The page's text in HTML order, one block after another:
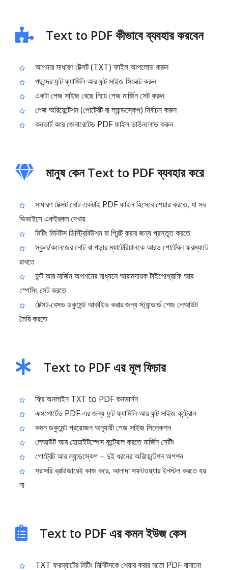
Text to PDF কীভাবে ব্যবহার করবেন
আপনার সাধারণ টেক্সট (TXT) ফাইল আপলোড করুন
পছন্দের ফন্ট ফ্যামিলি আর ফন্ট সাইজ সিলেক্ট করুন
একটা পেজ সাইজ বেছে নিয়ে পেজ মার্জিন সেট করুন
পেজ অরিয়েন্টেশন (পোর্ট্রেট বা ল্যান্ডস্কেপ) নির্বাচন করুন
কনভার্ট করে জেনারেটেড PDF ফাইল ডাউনলোড করুন
মানুষ কেন Text to PDF ব্যবহার করে
সাধারণ টেক্সট নোট একটাই PDF ফাইল হিসেবে শেয়ার করতে, যা সব
ডিভাইসে একইরকম দেখায়
মিটিং মিনিটস ডিস্ট্রিবিউশন বা প্রিন্ট করার জন্য প্রস্তুত করতে
স্কুল/কলেজের নোট বা পড়ার ম্যাটেরিয়ালকে আরও পোর্টেবল ফরম্যাটে
রাখতে
ফন্ট আর মার্জিন অপশনের মাধ্যমে আরামদায়ক টাইপোগ্রাফি আর
স্পেসিং সেট করতে
টেক্সট‑বেসড ডকুমেন্ট আর্কাইভ করার জন্য স্ট্যান্ডার্ড পেজ লেআউট
তৈরি করতে
Text to PDF এর মূল ফিচার
ফ্রি অনলাইন TXT to PDF কনভার্সন
এক্সপোর্টেড PDF‑এর জন্য ফন্ট ফ্যামিলি আর ফন্ট সাইজ কন্ট্রোল
কমন ডকুমেন্ট প্রয়োজন অনুযায়ী পেজ সাইজ সিলেকশন
লেআউট আর হোয়াইটস্পেস কন্ট্রোল করতে মার্জিন সেটিং
পোর্ট্রেট আর ল্যান্ডস্কেপ – দুই ধরনের অরিয়েন্টেশন অপশন
সরাসরি ব্রাউজারেই কাজ করে, আলাদা সফটওয়্যার ইনস্টল করতে হয়
না
Text to PDF এর কমন ইউজ কেস
TXT ফরম্যাটের মিটিং মিনিটসকে শেয়ার করার মতো PDF বানানো